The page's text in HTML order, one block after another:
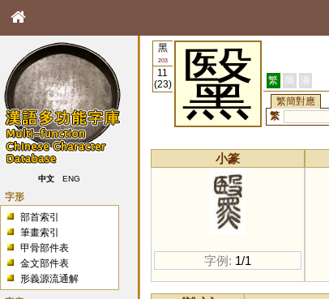
中文 ENG
字形
部首索引
筆畫索引
甲骨部件表
金文部件表
形義源流通解
黑
203
11
(23)
黳 繁 簡 港
繁簡對應
繁
小篆
字例: 1/1